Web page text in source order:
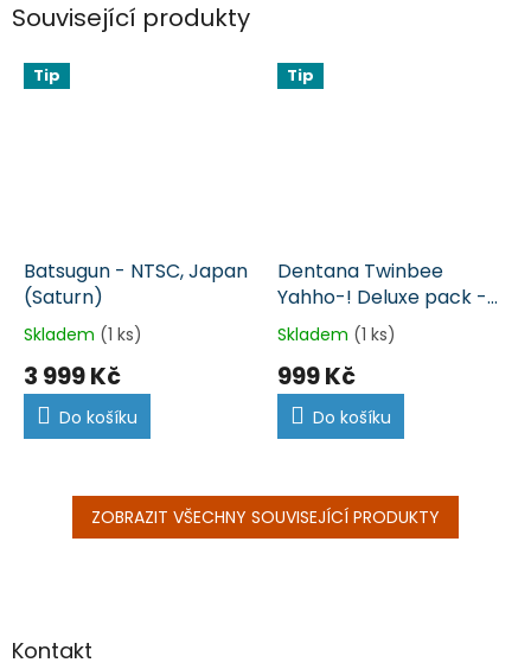
Související produkty
Tip
Batsugun - NTSC, Japan
(Saturn)
Skladem (1 ks)
3 999 Kč
Do košíku
Tip
Dentana Twinbee
Yahho-! Deluxe pack -
NTSC, Japan (Saturn)
Skladem (1 ks)
999 Kč
Do košíku
ZOBRAZIT VŠECHNY SOUVISEJÍCÍ PRODUKTY
aKontakt